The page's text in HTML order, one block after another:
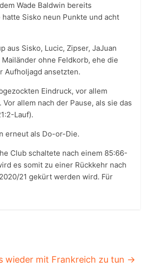
Wade Baldwin bereits
Sisko neun Punkte und acht
aus Sisko, Lucic, Zipser, JaJuan
ohne Feldkorb, ehe die
Aufholjagd ansetzten.
Eindruck, vor allem
allem nach der Pause, als sie das
Lauf).
erneut als Do-or-Die.
Club schaltete nach einem 85:66-
es somit zu einer Rückkehr nach
21 gekürt werden wird. Für
wieder mit Frankreich zu tun →